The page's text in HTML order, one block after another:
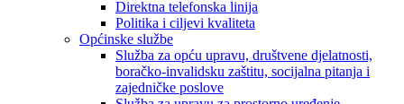
Direktna telefonska linija
Politika i ciljevi kvaliteta
Općinske službe
Služba za opću upravu, društvene djelatnosti,
boračko-invalidsku zaštitu, socijalna pitanja i
zajedničke poslove